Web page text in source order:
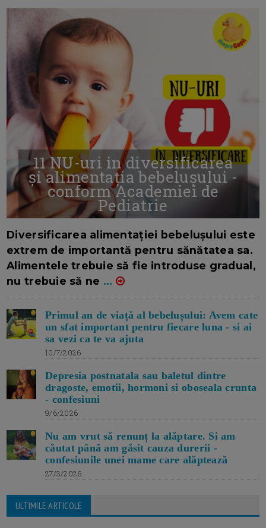
11 NU-uri in diversificarea
și alimentația bebelușului -
conform Academiei de
Pediatrie
Diversificarea alimentației bebelușului este
extrem de importantă pentru sănătatea sa.
Alimentele trebuie să fie introduse gradual,
nu trebuie să ne ...
Primul an de viață al bebelușului: Avem cate
un sfat important pentru fiecare luna - si ai
sa vezi ca te va ajuta
10/7/2026
Depresia postnatala sau baletul dintre
dragoste, emotii, hormoni si oboseala crunta
- confesiuni
9/6/2026
Nu am vrut să renunț la alăptare. Si am
căutat până am găsit cauza durerii -
confesiunile unei mame care alăptează
27/3/2026
ULTIMILE ARTICOLE